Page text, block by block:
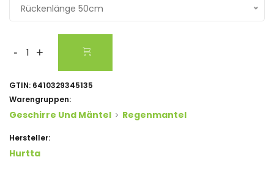
Rückenlänge 50cm
- +
GTIN: 6410329345135
Warengruppen:
Geschirre Und Mäntel Regenmantel
Hersteller:
Hurtta